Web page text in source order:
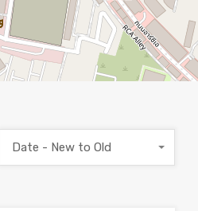
Date - New to Old